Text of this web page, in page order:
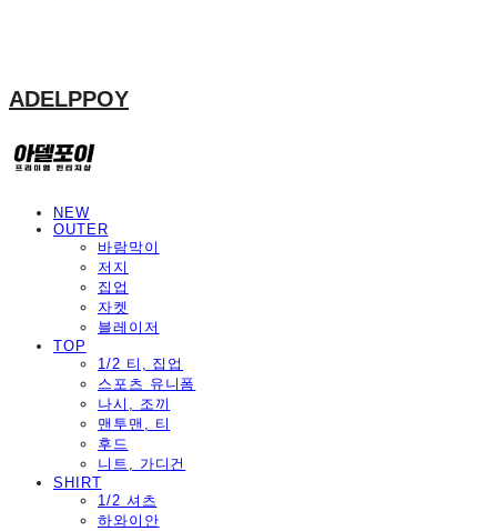
ADELPPOY
NEW
OUTER
바람막이
저지
집업
자켓
블레이저
TOP
1/2 티, 집업
스포츠 유니폼
나시, 조끼
맨투맨, 티
후드
니트, 가디건
SHIRT
1/2 셔츠
하와이안